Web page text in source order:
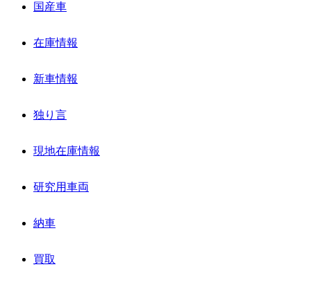
国産車
在庫情報
新車情報
独り言
現地在庫情報
研究用車両
納車
買取